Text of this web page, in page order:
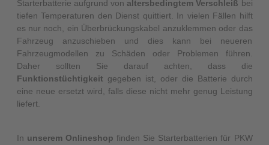
Starterbatterie aufgrund von altersbedingtem Verschleiß bei
tiefen Temperaturen den Dienst quittiert. In vielen Fällen hilft
es nur noch, ein Überbrückungskabel anzuklemmen oder das
Fahrzeug anzuschieben und dies kann bei neueren
Fahrzeugmodellen zu Schäden oder Problemen führen.
Daher sollten Sie darauf achten, dass die
Funktionstüchtigkeit gegeben ist, oder die Batterie durch
eine neue ersetzt wird, falls diese nicht mehr genug Leistung
liefert.
In unserem Onlineshop finden Sie Starterbatterien für PKW